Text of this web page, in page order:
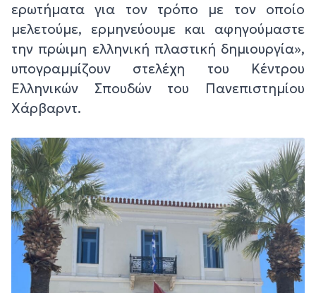
ερωτήματα για τον τρόπο με τον οποίο
μελετούμε, ερμηνεύουμε και αφηγούμαστε
την πρώιμη ελληνική πλαστική δημιουργία»,
υπογραμμίζουν στελέχη του Κέντρου
Ελληνικών Σπουδών του Πανεπιστημίου
Χάρβαρντ.